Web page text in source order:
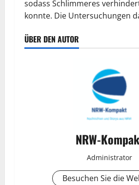
sodass Schlimmeres
konnte. Die Untersuchungen
ÜBER DEN AUTOR
NRW-
Administrator
Besuchen Sie die